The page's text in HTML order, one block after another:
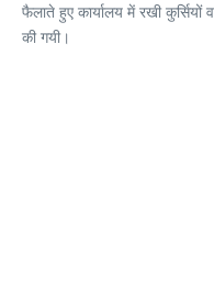
फैलाते हुए कार्यालय में रखी
की गयी।